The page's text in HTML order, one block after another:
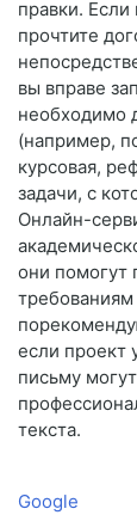
правки. Если
прочтите
вы вправе
необходимо
(например,
курсовая,
задачи, с
Онлайн-
они помогут
если проект
письму
текста.
Google